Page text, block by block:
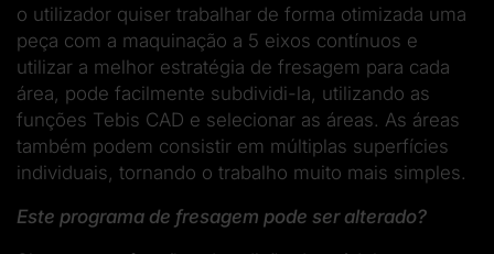
o utilizador quiser trabalhar de forma otimizada uma
peça com a maquinação a 5 eixos contínuos e
utilizar a melhor estratégia de fresagem para cada
área, pode facilmente subdividi-la, utilizando as
funções Tebis CAD e selecionar as áreas. As áreas
também podem consistir em múltiplas superfícies
individuais, tornando o trabalho muito mais simples.
Este programa de fresagem pode ser alterado?